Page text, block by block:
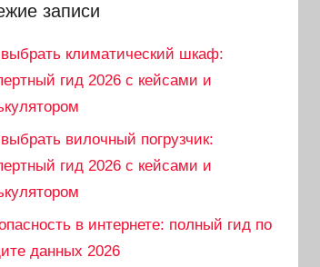
записи
выбрать климатический шкаф:
гид 2026 с кейсами и
выбрать вилочный погрузчик:
гид 2026 с кейсами и
в интернете: полный гид по
данных 2026